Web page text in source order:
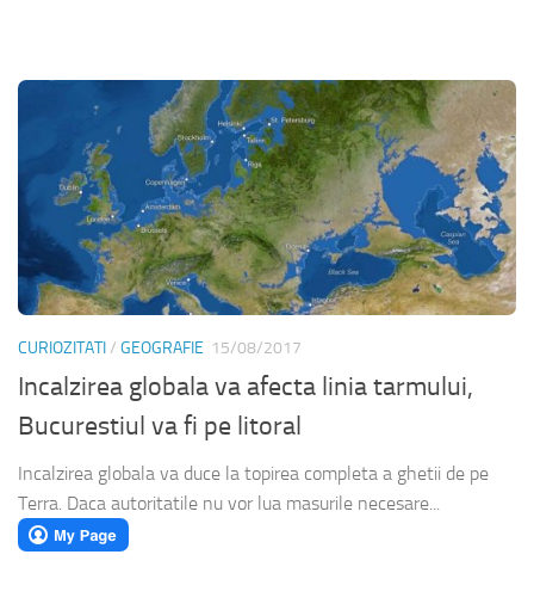
CURIOZITATI/ GEOGRAFIE 15/08/2017
Incalzirea globala va afecta linia tarmului,
Bucurestiul va fi pe litoral
Incalzirea globala va duce la topirea completa a ghetii de pe
Terra. Daca autoritatile nu vor lua masurile necesare...